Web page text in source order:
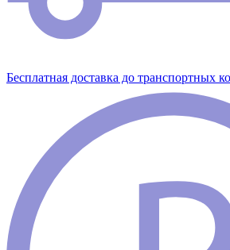
Бесплатная доставка до транспортных